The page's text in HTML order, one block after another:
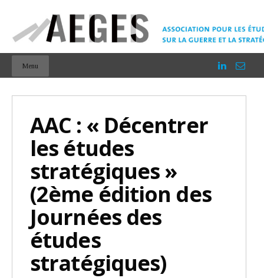
Menu
AAC : « Décentrer
les études
stratégiques »
(2ème édition des
Journées des
études
stratégiques)